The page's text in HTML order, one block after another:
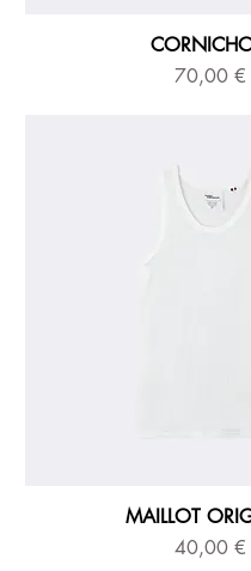
Prix
70,00 €
MAILLOT
Prix
40,00 €